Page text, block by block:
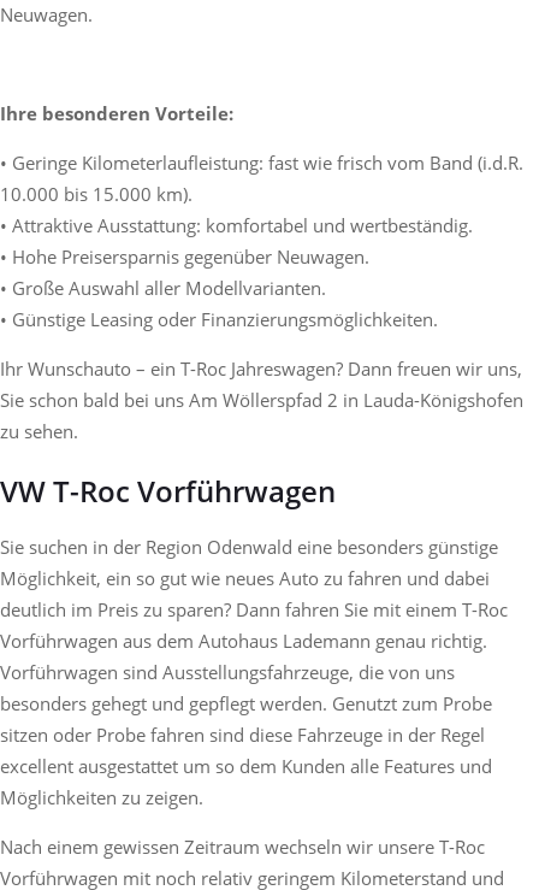
Neuwagen.
Ihre besonderen Vorteile:
• Geringe Kilometerlaufleistung: fast wie frisch vom Band (i.d.R.
10.000 bis 15.000 km).
• Attraktive Ausstattung: komfortabel und wertbeständig.
• Hohe Preisersparnis gegenüber Neuwagen.
• Große Auswahl aller Modellvarianten.
• Günstige Leasing oder Finanzierungsmöglichkeiten.
Ihr Wunschauto – ein T-Roc Jahreswagen? Dann freuen wir uns,
Sie schon bald bei uns Am Wöllerspfad 2 in Lauda-Königshofen
zu sehen.
VW T-Roc Vorführwagen
Sie suchen in der Region Odenwald eine besonders günstige
Möglichkeit, ein so gut wie neues Auto zu fahren und dabei
deutlich im Preis zu sparen? Dann fahren Sie mit einem T-Roc
Vorführwagen aus dem Autohaus Lademann genau richtig.
Vorführwagen sind Ausstellungsfahrzeuge, die von uns
besonders gehegt und gepflegt werden. Genutzt zum Probe
sitzen oder Probe fahren sind diese Fahrzeuge in der Regel
excellent ausgestattet um so dem Kunden alle Features und
Möglichkeiten zu zeigen.
Nach einem gewissen Zeitraum wechseln wir unsere T-Roc
Vorführwagen mit noch relativ geringem Kilometerstand und